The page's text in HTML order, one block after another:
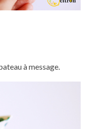
à message.